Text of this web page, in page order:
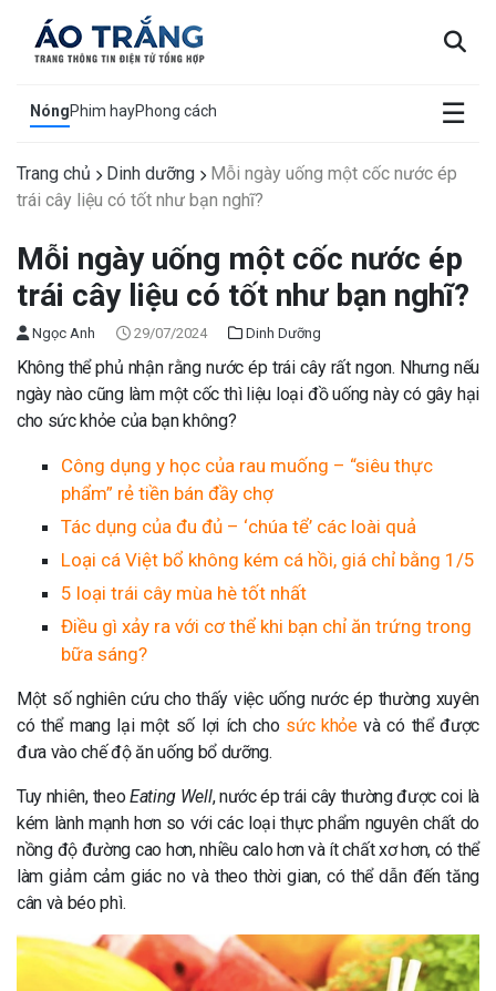
NóngPhim hayPhong cách ☰
×
Trang chủ Dinh dưỡng
Mỗi ngày uống một cốc nước ép
trái cây liệu có tốt như bạn nghĩ?
Mỗi ngày uống một cốc nước ép
trái cây liệu có tốt như bạn nghĩ?
Ngọc Anh 29/07/2024 Dinh Dưỡng
Không thể phủ nhận rằng nước ép trái cây rất ngon. Nhưng nếu
ngày nào cũng làm một cốc thì liệu loại đồ uống này có gây hại
cho sức khỏe của bạn không?
Công dụng y học của rau muống – “siêu thực
phẩm” rẻ tiền bán đầy chợ
Tác dụng của đu đủ – ‘chúa tể’ các loài quả
Loại cá Việt bổ không kém cá hồi, giá chỉ bằng 1/5
5 loại trái cây mùa hè tốt nhất
Điều gì xảy ra với cơ thể khi bạn chỉ ăn trứng trong
bữa sáng?
Một số nghiên cứu cho thấy việc uống nước ép thường xuyên
có thể mang lại một số lợi ích cho sức khỏevà có thể được
đưa vào chế độ ăn uống bổ dưỡng.
Tuy nhiên, theoEating Well, nước ép trái cây thường được coi là
kém lành mạnh hơn so với các loại thực phẩm nguyên chất do
nồng độ đường cao hơn, nhiều calo hơn và ít chất xơ hơn, có thể
làm giảm cảm giác no và theo thời gian, có thể dẫn đến tăng
cân và béo phì.